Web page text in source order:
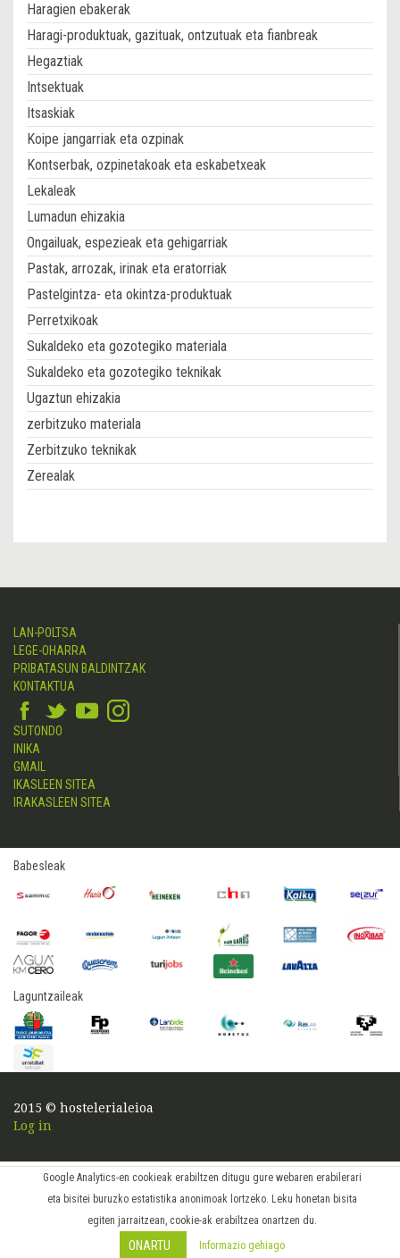
Google Analytics-en cookieak erabiltzen ditugu gure webaren erabilerari
eta bisitei buruzko estatistika anonimoak lortzeko. Leku honetan bisita
egiten jarraitzean, cookie-ak erabiltzea onartzen du.
ONARTU Informazio gehiago
Haragien ebakerak
Haragi-produktuak, gazituak, ontzutuak eta fianbreak
Hegaztiak
Intsektuak
Itsaskiak
Koipe jangarriak eta ozpinak
Kontserbak, ozpinetakoak eta eskabetxeak
Lekaleak
Lumadun ehizakia
Ongailuak, espezieak eta gehigarriak
Pastak, arrozak, irinak eta eratorriak
Pastelgintza- eta okintza-produktuak
Perretxikoak
Sukaldeko eta gozotegiko materiala
Sukaldeko eta gozotegiko teknikak
Ugaztun ehizakia
zerbitzuko materiala
Zerbitzuko teknikak
Zerealak
LAN-POLTSA
LEGE-OHARRA
PRIBATASUN BALDINTZAK
KONTAKTUA
SUTONDO
INIKA
GMAIL
IKASLEEN SITEA
IRAKASLEEN SITEA
Babesleak
Laguntzaileak
2015 © hostelerialeioa
Log in